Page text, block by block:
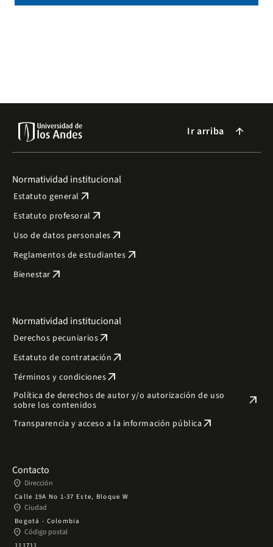
Ir arriba arrow_forward
Normatividad institucional
Estatuto general arrow_outward
Estatuto profesoral arrow_outward
Uso de datos personales arrow_outward
Reglamentos de estudiantes arrow_outward
Bienestar arrow_outward
Normatividad institucional
Derechos pecuniariosarrow_outward
Estatuto de contratación arrow_outward
Términos y condicionesarrow_outward
Política de derechos de autor y/o autorización de uso
sobre los contenidos
arrow_outward
Transparencia y acceso a la información pública arrow_outward
Contacto
place Dirección
Calle 19A No 1-37 Este, Bloque W
place Ciudad
Bogotá - Colombia
place Código postal